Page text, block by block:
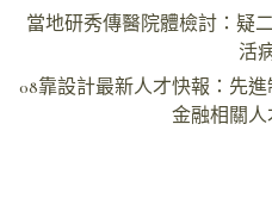
文
導
當地研秀傳醫院體檢討：疑
活
08靠設計最新人才快報：先
金融相關